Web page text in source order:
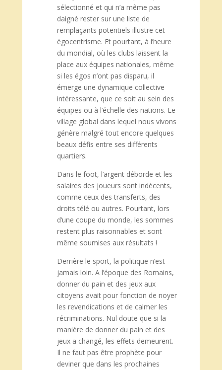
sélectionné et qui n’a même pas
daigné rester sur une liste de
remplaçants potentiels illustre cet
égocentrisme. Et pourtant, à l’heure
du mondial, où les clubs laissent la
place aux équipes nationales, même
si les égos n’ont pas disparu, il
émerge une dynamique collective
intéressante, que ce soit au sein des
équipes ou à l’échelle des nations. Le
village global dans lequel nous vivons
génère malgré tout encore quelques
beaux défis entre ses différents
quartiers.
Dans le foot, l’argent déborde et les
salaires des joueurs sont indécents,
comme ceux des transferts, des
droits télé ou autres. Pourtant, lors
d’une coupe du monde, les sommes
restent plus raisonnables et sont
même soumises aux résultats !
Derrière le sport, la politique n’est
jamais loin. A l’époque des Romains,
donner du pain et des jeux aux
citoyens avait pour fonction de noyer
les revendications et de calmer les
récriminations. Nul doute que si la
manière de donner du pain et des
jeux a changé, les effets demeurent.
Il ne faut pas être prophète pour
deviner que dans les prochaines